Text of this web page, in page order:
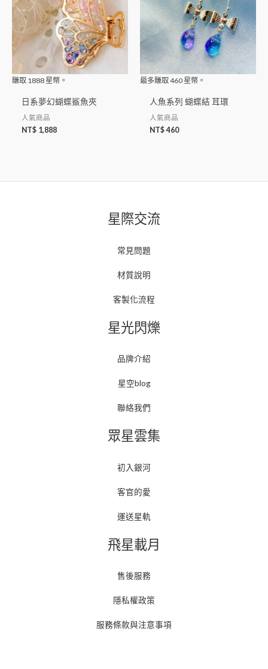
賺取 1888 星幣。
日系夢幻蝴蝶鯊魚夾
人氣商品
NT$ 1,888
最多賺取460 星幣。
人魚系列 蝴蝶結 耳環
人氣商品
NT$ 460
星際交流
常見問題
材質說明
客製化流程
星光閃爍
品牌介紹
星空blog
聯絡我們
眾星雲集
初入銀河
客官的愛
運送星軌
飛星載月
售後服務
隱私權政策
服務條款與注意事項